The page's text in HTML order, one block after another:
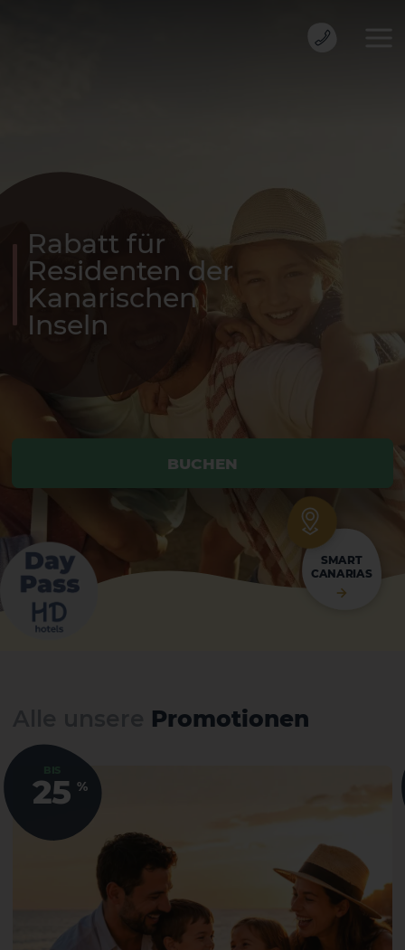
BUCHEN
BUCHEN
Rabatt für
Residenten der
Kanarischen
Inseln
SMART
CANARIAS
Promotionen
25 %